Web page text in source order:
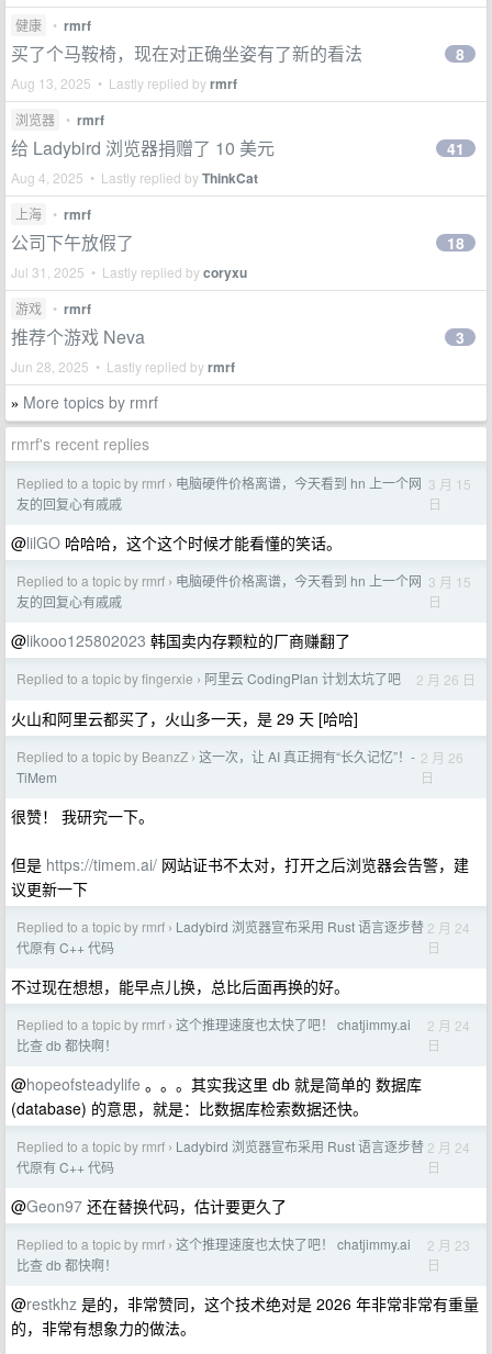
健康 • rmrf
买了个马鞍椅，现在对正确坐姿有了新的看法
Aug 13, 2025 • Lastly replied byrmrf
8
浏览器 • rmrf
给 Ladybird 浏览器捐赠了 10 美元
Aug 4, 2025 • Lastly replied byThinkCat
41
上海 • rmrf
公司下午放假了
Jul 31, 2025 • Lastly replied bycoryxu
18
游戏 • rmrf
推荐个游戏 Neva
Jun 28, 2025 • Lastly replied byrmrf
3
» More topics by rmrf
rmrf's recent replies
Replied to a topic by rmrf › 电脑硬件价格离谱，今天看到 hn 上一个网
友的回复心有戚戚
3 月 15
日
@lilGO 哈哈哈，这个这个时候才能看懂的笑话。
Replied to a topic by rmrf › 电脑硬件价格离谱，今天看到 hn 上一个网
友的回复心有戚戚
3 月 15
日
@likooo125802023 韩国卖内存颗粒的厂商赚翻了
Replied to a topic by fingerxie › 阿里云 CodingPlan 计划太坑了吧 2 月 26 日
火山和阿里云都买了，火山多一天，是 29 天 [哈哈]
Replied to a topic by BeanzZ › 这一次，让 AI 真正拥有“长久记忆”！-
TiMem
2 月 26
日
很赞！ 我研究一下。
但是 https://timem.ai/ 网站证书不太对，打开之后浏览器会告警，建
议更新一下
Replied to a topic by rmrf › Ladybird 浏览器宣布采用 Rust 语言逐步替
代原有 C++ 代码
2 月 24
日
不过现在想想，能早点儿换，总比后面再换的好。
Replied to a topic by rmrf › 这个推理速度也太快了吧！ chatjimmy.ai
比查 db 都快啊！
2 月 24
日
@hopeofsteadylife 。。。其实我这里 db 就是简单的 数据库
(database) 的意思，就是：比数据库检索数据还快。
Replied to a topic by rmrf › Ladybird 浏览器宣布采用 Rust 语言逐步替
代原有 C++ 代码
2 月 24
日
@Geon97 还在替换代码，估计要更久了
Replied to a topic by rmrf › 这个推理速度也太快了吧！ chatjimmy.ai
比查 db 都快啊！
2 月 23
日
@restkhz 是的，非常赞同，这个技术绝对是 2026 年非常非常有重量
的，非常有想象力的做法。